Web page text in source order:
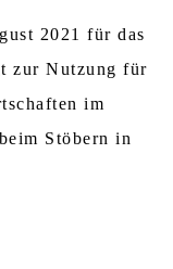
2021 für das
zur Nutzung für
im
Stöbern in